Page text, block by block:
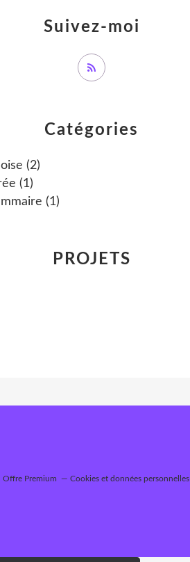
Catégories
(2)
(1)
(1)
Suivez-moi
PROJETS
Offre Premium Cookies et données personnelles